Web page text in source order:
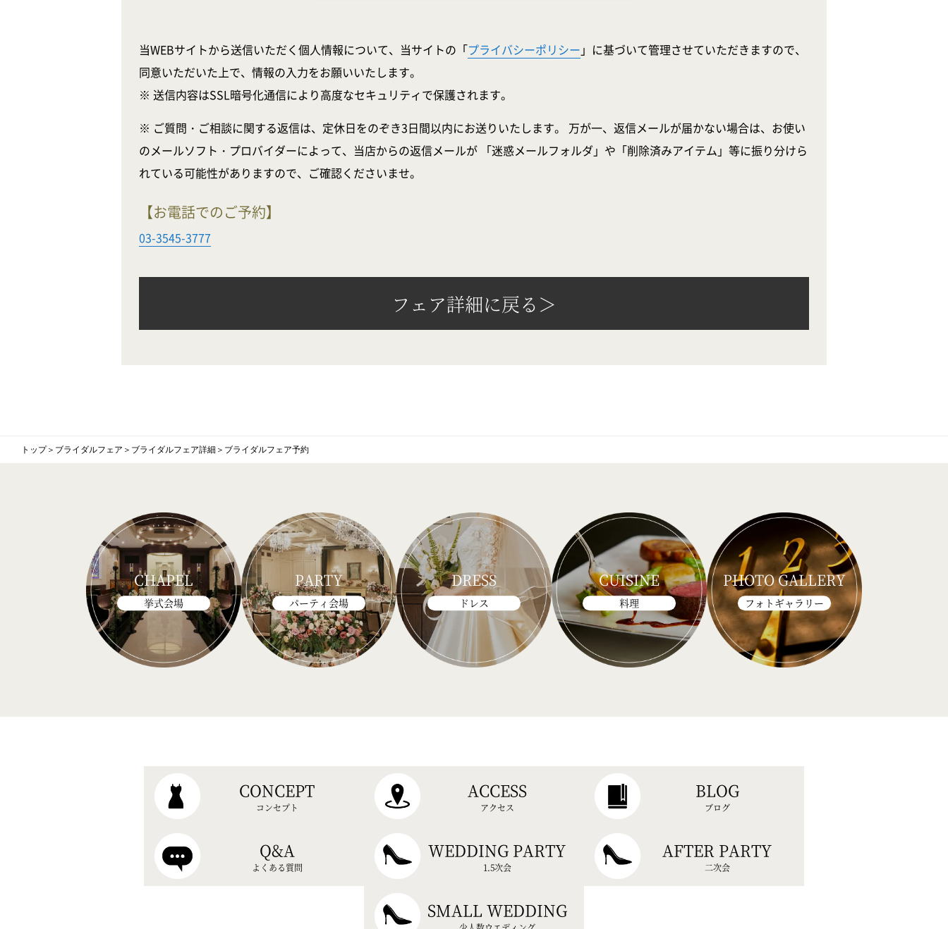
当WEBサイトから送信いただく個人情報について、当サイトの「プライバシーポリシー 」に基づいて管理させていただきますので、
同意いただいた上で、情報の入力をお願いいたします。
※ 送信内容はSSL暗号化通信により高度なセキュリティで保護されます。
※ ご質問・ご相談に関する返信は、定休日をのぞき3日間以内にお送りいたします。 万が一、返信メールが届かない場合は、お使い
のメールソフト・プロバイダーによって、当店からの返信メールが 「迷惑メールフォルダ」や「削除済みアイテム」等に振り分けら
れている可能性がありますので、ご確認くださいませ。
【お電話でのご予約】
03-3545-3777
フェア詳細に戻る＞
トップ＞ ブライダルフェア ＞ ブライダルフェア詳細 ＞ ブライダルフェア予約
CHAPEL
挙式会場
PARTY
パーティ会場
DRESS
ドレス
CUISINE
料理
PHOTO GALLERY
フォトギャラリー
CONCEPT
コンセプト
ACCESS
アクセス
BLOG
ブログ
Q&A
よくある質問
WEDDING PARTY
1.5次会
AFTER PARTY
二次会
SMALL WEDDING